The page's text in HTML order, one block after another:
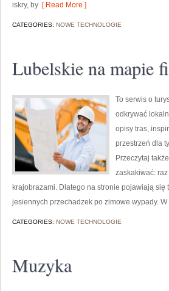
iskry, by [ Read More ]
CATEGORIES: NOWE TECHNOLOGIE
Lubelskie na mapie
To serwis o
odkrywać
opisy tras,
przestrzeń dla
Przeczytaj
zaskakiwać:
krajobrazami. Dlatego na stronie pojawiają
jesiennych przechadzek po zimowe wypady.
CATEGORIES: NOWE TECHNOLOGIE
Muzyka